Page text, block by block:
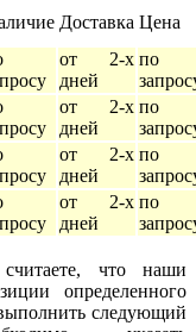
Доставка Цена
от 2-х
дней
по
от 2-х
дней
по
от 2-х
дней
по
от 2-х
дней
по
что наши
определенного
следующий